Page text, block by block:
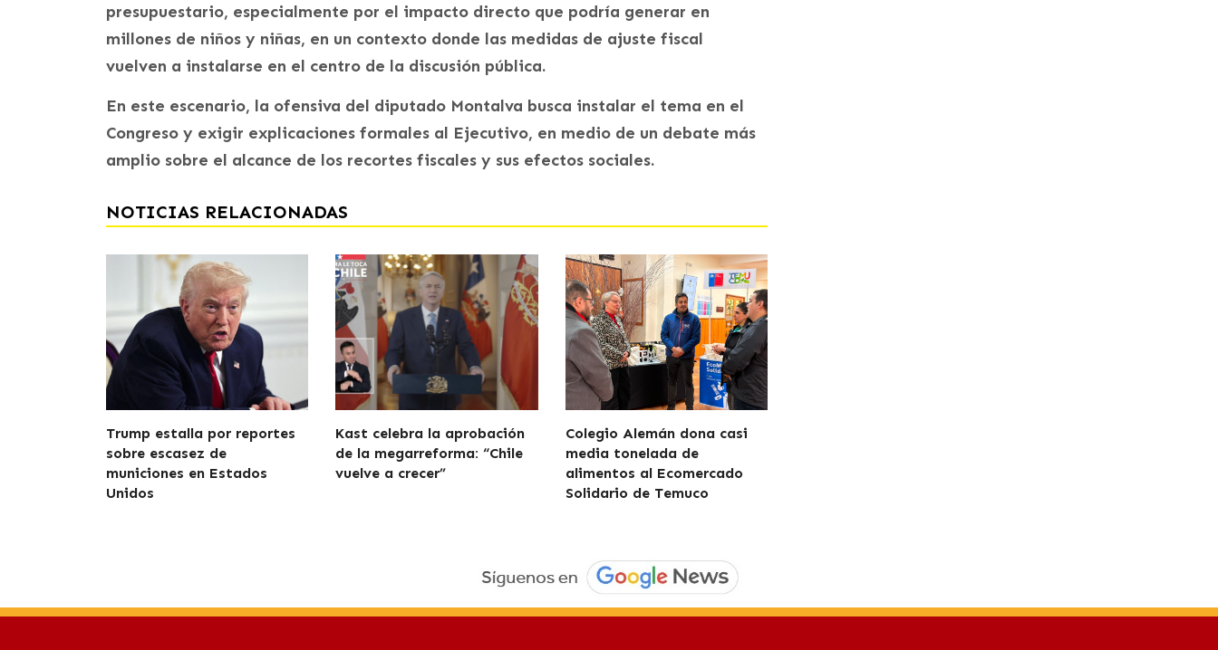
presupuestario, especialmente por el impacto directo que podría generar en
millones de niños y niñas, en un contexto donde las medidas de ajuste fiscal
vuelven a instalarse en el centro de la discusión pública.
En este escenario, la ofensiva del diputado Montalva busca instalar el tema en el
Congreso y exigir explicaciones formales al Ejecutivo, en medio de un debate más
amplio sobre el alcance de los recortes fiscales y sus efectos sociales.
NOTICIAS RELACIONADAS
Trump estalla por reportes
sobre escasez de
municiones en Estados
Unidos
Kast celebra la aprobación
de la megarreforma: “Chile
vuelve a crecer”
Colegio Alemán dona casi
media tonelada de
alimentos al Ecomercado
Solidario de Temuco